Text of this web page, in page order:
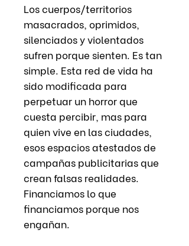
Los cuerpos/territorios
masacrados, oprimidos,
silenciados y violentados
sufren porque sienten. Es tan
simple. Esta red de vida ha
sido modificada para
perpetuar un horror que
cuesta percibir, mas para
quien vive en las ciudades,
esos espacios atestados de
campañas publicitarias que
crean falsas realidades.
Financiamos lo que
financiamos porque nos
engañan.